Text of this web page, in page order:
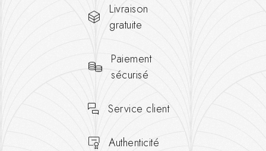
Livraison
gratuite
Paiement
sécurisé
Service client
Authenticité